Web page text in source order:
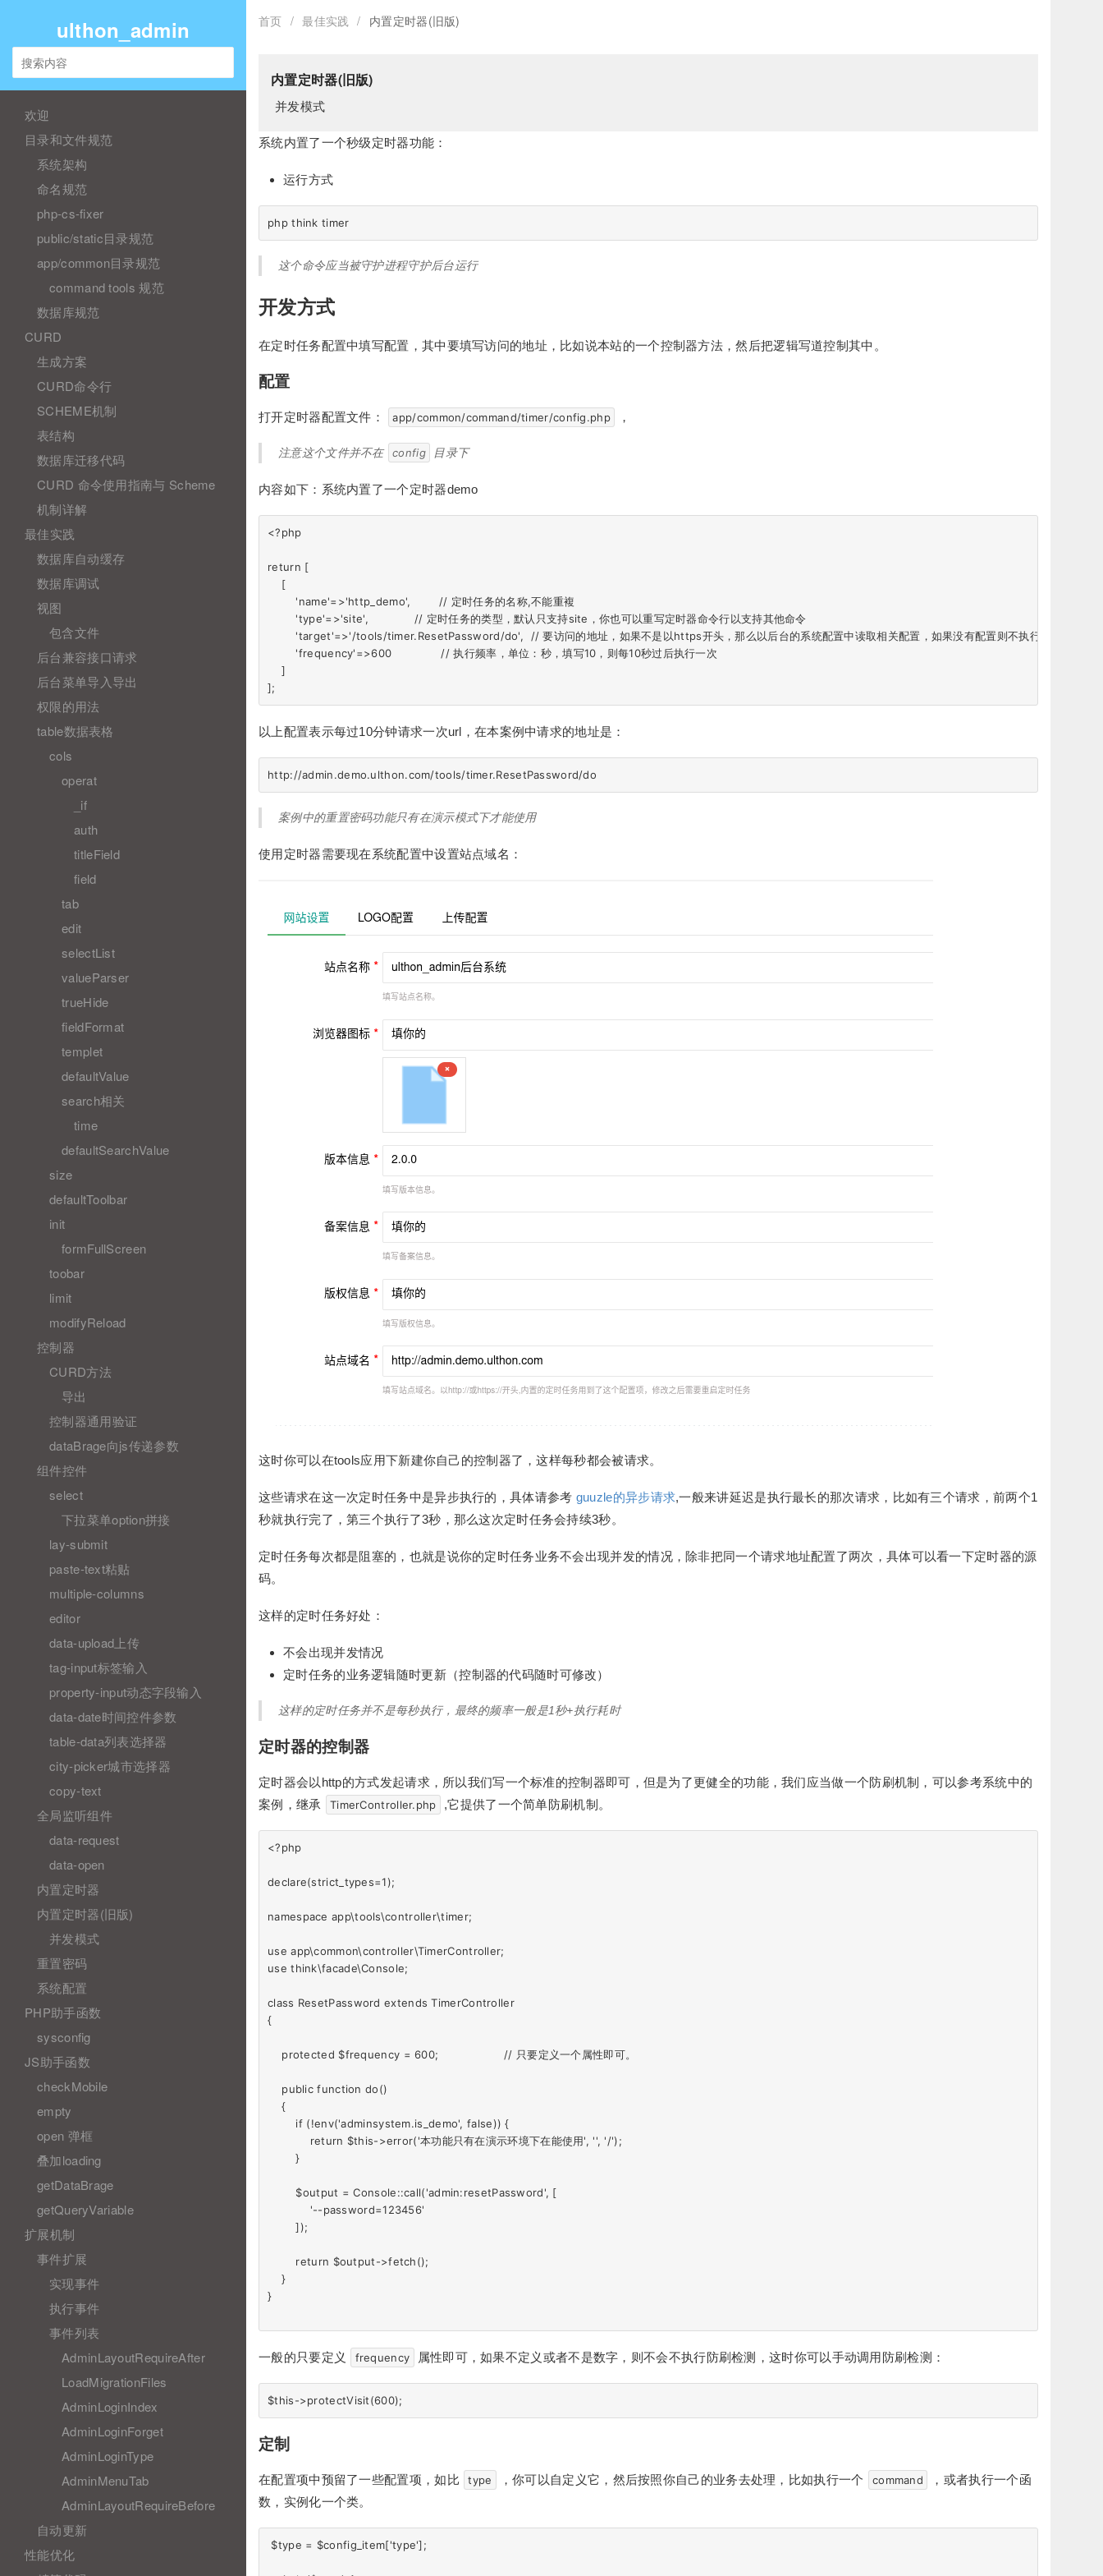
ulthon_admin
欢迎
目录和文件规范
系统架构
命名规范
php-cs-fixer
public/static目录规范
app/common目录规范
command tools 规范
数据库规范
CURD
生成方案
CURD命令行
SCHEME机制
表结构
数据库迁移代码
CURD 命令使用指南与 Scheme
机制详解
最佳实践
数据库自动缓存
数据库调试
视图
包含文件
后台兼容接口请求
后台菜单导入导出
权限的用法
table数据表格
cols
operat
_if
auth
titleField
field
tab
edit
selectList
valueParser
trueHide
fieldFormat
templet
defaultValue
search相关
time
defaultSearchValue
size
defaultToolbar
init
formFullScreen
toobar
limit
modifyReload
控制器
CURD方法
导出
控制器通用验证
dataBrage向js传递参数
组件控件
select
下拉菜单option拼接
lay-submit
paste-text粘贴
multiple-columns
editor
data-upload上传
tag-input标签输入
property-input动态字段输入
data-date时间控件参数
table-data列表选择器
city-picker城市选择器
copy-text
全局监听组件
data-request
data-open
内置定时器
内置定时器(旧版)
并发模式
重置密码
系统配置
PHP助手函数
sysconfig
JS助手函数
checkMobile
empty
open 弹框
叠加loading
getDataBrage
getQueryVariable
扩展机制
事件扩展
实现事件
执行事件
事件列表
AdminLayoutRequireAfter
LoadMigrationFiles
AdminLoginIndex
AdminLoginForget
AdminLoginType
AdminMenuTab
AdminLayoutRequireBefore
自动更新
性能优化
首页 / 最佳实践 / 内置定时器(旧版)
内置定时器(旧版)
并发模式
系统内置了一个秒级定时器功能：
运行方式
这个命令应当被守护进程守护后台运行
开发方式
在定时任务配置中填写配置，其中要填写访问的地址，比如说本站的一个控制器方法，然后把逻辑写道控制其中。
配置
打开定时器配置文件： app/common/command/timer/config.php ，
注意这个文件并不在 config 目录下
内容如下：系统内置了一个定时器demo
<?php
return [
    [
        'name'=>'http_demo',        // 定时任务的名称,不能重複
        'type'=>'site',             // 定时任务的类型，默认只支持site，你也可以重写定时器命令行以支持其他命令
        'target'=>'/tools/timer.ResetPassword/do',  // 要访问的地址，如果不是以https开头，那么以后台的系统配置中读取相关配置，如果没有配置则不执行
        'frequency'=>600              // 执行频率，单位：秒，填写10，则每10秒过后执行一次
    ]
以上配置表示每过10分钟请求一次url，在本案例中请求的地址是：
案例中的重置密码功能只有在演示模式下才能使用
使用定时器需要现在系统配置中设置站点域名：
这时你可以在tools应用下新建你自己的控制器了，这样每秒都会被请求。
这些请求在这一次定时任务中是异步执行的，具体请参考 guuzle的异步请求,一般来讲延迟是执行最长的那次请求，比如有三个请求，前两个1
秒就执行完了，第三个执行了3秒，那么这次定时任务会持续3秒。
定时任务每次都是阻塞的，也就是说你的定时任务业务不会出现并发的情况，除非把同一个请求地址配置了两次，具体可以看一下定时器的源
码。
这样的定时任务好处：
不会出现并发情况
定时任务的业务逻辑随时更新（控制器的代码随时可修改）
这样的定时任务并不是每秒执行，最终的频率一般是1秒+执行耗时
定时器的控制器
定时器会以http的方式发起请求，所以我们写一个标准的控制器即可，但是为了更健全的功能，我们应当做一个防刷机制，可以参考系统中的
案例，继承
TimerController.php ,它提供了一个简单防刷机制。
<?php
declare(strict_types=1);
namespace app\tools\controller\timer;
use app\common\controller\TimerController;
use think\facade\Console;
class ResetPassword extends TimerController
{
    protected $frequency = 600;			// 只要定义一个属性即可。
    public function do()
    {
        if (!env('adminsystem.is_demo', false)) {
            return $this->error('本功能只有在演示环境下在能使用', '', '/');
        }
        $output = Console::call('admin:resetPassword', [
            '--password=123456'
        ]);
        return $output->fetch();
    }
}
一般的只要定义 frequency 属性即可，如果不定义或者不是数字，则不会不执行防刷检测，这时你可以手动调用防刷检测：
定制
在配置项中预留了一些配置项，如比 type ，你可以自定义它，然后按照你自己的业务去处理，比如执行一个 command
，或者执行一个函
数，实例化一个类。
$type = $config_item['type'];